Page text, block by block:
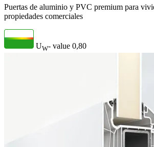
Puertas de aluminio y PVC premium para
propiedades comerciales
UW- value 0,80